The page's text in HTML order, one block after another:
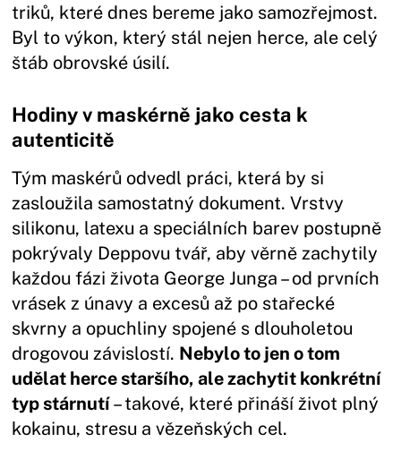
triků, které dnes bereme jako samozřejmost.
Byl to výkon, který stál nejen herce, ale celý
štáb obrovské úsilí.
Hodiny v maskérně jako cesta k
autenticitě
Tým maskérů odvedl práci, která by si
zasloužila samostatný dokument. Vrstvy
silikonu, latexu a speciálních barev postupně
pokrývaly Deppovu tvář, aby věrně zachytily
každou fázi života George Junga – od prvních
vrásek z únavy a excesů až po stařecké
skvrny a opuchliny spojené s dlouholetou
drogovou závislostí. Nebylo to jen o tom
udělat herce staršího, ale zachytit konkrétní
typ stárnutí– takové, které přináší život plný
kokainu, stresu a vězeňských cel.